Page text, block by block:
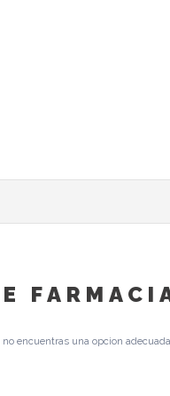
encuentras una opcion